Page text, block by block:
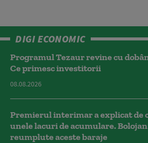
DIGI ECONOMIC
Programul Tezaur revine cu
Ce primesc investitorii
08.08.2026
Premierul interimar a explicat de
unele lacuri de acumulare.
reumplute aceste baraje